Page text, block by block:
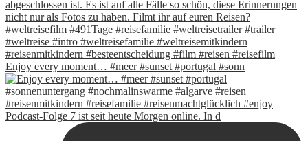
Enjoy every moment… #meer #sunset #portugal #sonn
Podcast-Folge 7 ist seit heute Morgen online. In d